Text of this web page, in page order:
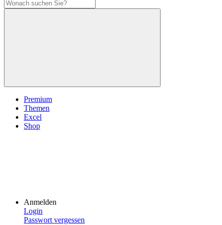
Premium
Themen
Excel
Shop
Anmelden
Login
Passwort vergessen